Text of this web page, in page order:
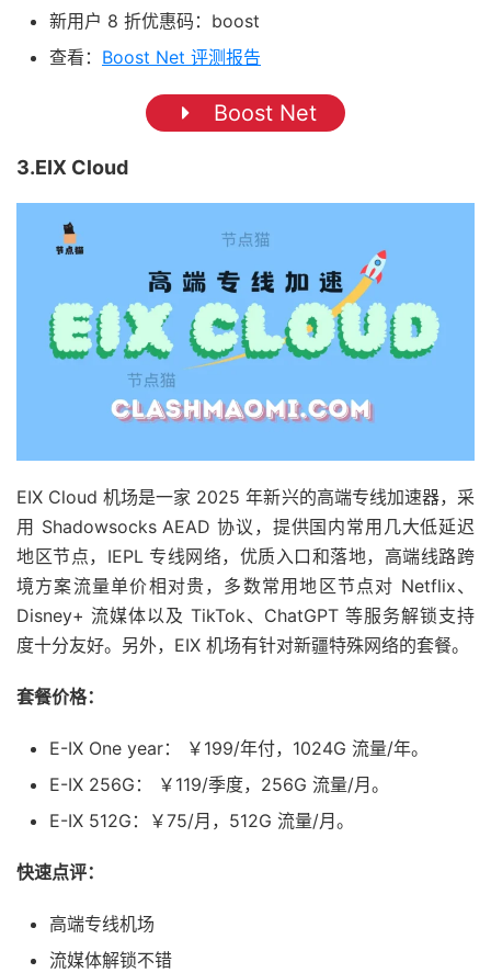
新用户 8 折优惠码：boost
查看： Boost Net 评测报告
Boost Net
3.EIX Cloud
EIX Cloud 机场是一家 2025 年新兴的高端专线加速器，采
用 Shadowsocks AEAD 协议，提供国内常用几大低延迟
地区节点，IEPL 专线网络，优质入口和落地，高端线路跨
境方案流量单价相对贵，多数常用地区节点对 Netflix、
Disney+ 流媒体以及 TikTok、ChatGPT 等服务解锁支持
度十分友好。另外，EIX 机场有针对新疆特殊网络的套餐。
套餐价格：
E-IX One year： ￥199/年付，1024G 流量/年。
E-IX 256G： ￥119/季度，256G 流量/月。
E-IX 512G：￥75/月，512G 流量/月。
快速点评：
高端专线机场
流媒体解锁不错